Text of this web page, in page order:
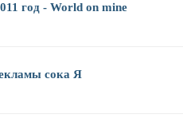
год - World on mine
сока Я